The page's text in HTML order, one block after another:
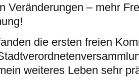
Veränderungen – mehr
die ersten freien
weiteres Leben sehr